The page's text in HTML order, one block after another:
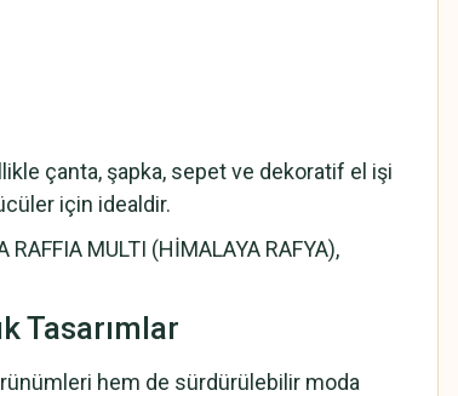
çanta, şapka, sepet ve dekoratif el işi
için idealdir.
MULTI (HİMALAYA RAFYA),
Tasarımlar
hem de sürdürülebilir moda